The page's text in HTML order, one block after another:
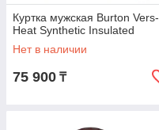
Куртка мужская Burton Vers-
Heat Synthetic Insulated
Нет в наличии
75 900 ₸